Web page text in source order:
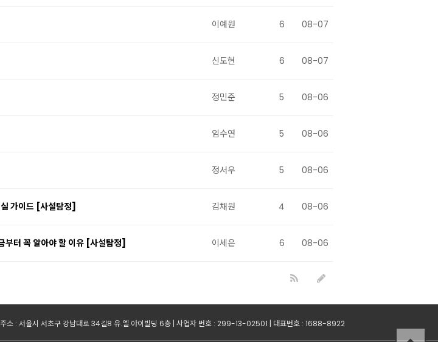
이예원 6 08-07
신도현 6 08-07
정민준 5 08-06
임수연 5 08-06
정서우 5 08-06
가이드 [사설탐정] 김채원 4 08-06
터 꼭 알아야 할 이유 [사설탐정] 이세은 6 08-06
주소 : 서울시 서초구 강남대로 34길8 유.엘.아이빌딩 6층 | 사업자 번호 : 299-13-02501 | 대표번호 : 1688-8922